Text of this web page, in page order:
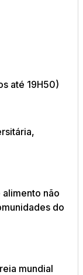
até 19H50)
não
do
mundial